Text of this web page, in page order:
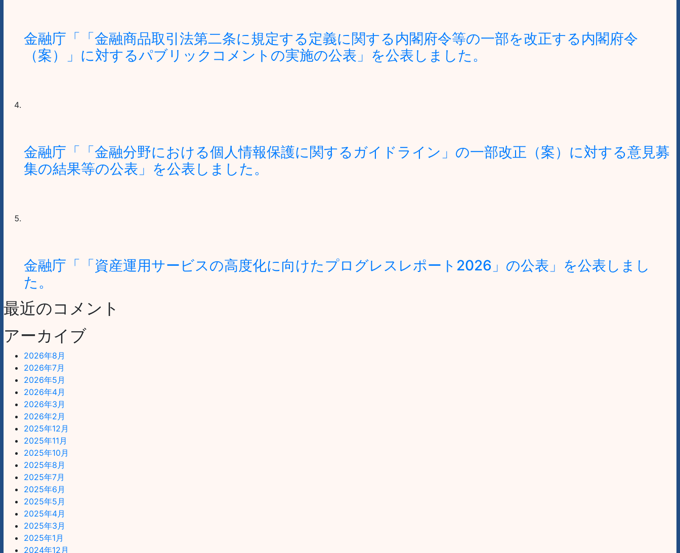
金融庁「「金融商品取引法第二条に規定する定義に関する内閣府令等の一部を改正する内閣府令
（案）」に対するパブリックコメントの実施の公表」を公表しました。
金融庁「「金融分野における個人情報保護に関するガイドライン」の一部改正（案）に対する意見募
集の結果等の公表」を公表しました。
金融庁「「資産運用サービスの高度化に向けたプログレスレポート2026」の公表」を公表しまし
た。
最近のコメント
アーカイブ
2026年8月
2026年7月
2026年5月
2026年4月
2026年3月
2026年2月
2025年12月
2025年11月
2025年10月
2025年8月
2025年7月
2025年6月
2025年5月
2025年4月
2025年3月
2025年1月
2024年12月